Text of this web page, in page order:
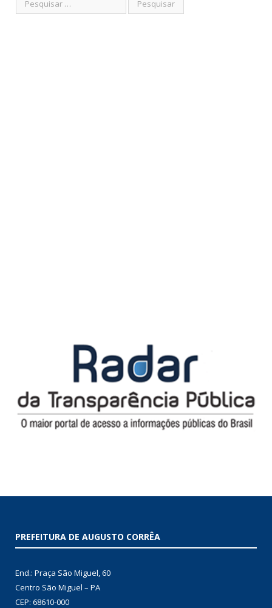
PREFEITURA DE AUGUSTO CORRÊA
End.: Praça São Miguel, 60
Centro São Miguel – PA
CEP: 68610-000